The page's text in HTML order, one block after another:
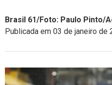
Brasil 61/Foto: Paulo Pinto/
Publicada em 03 de janeiro de